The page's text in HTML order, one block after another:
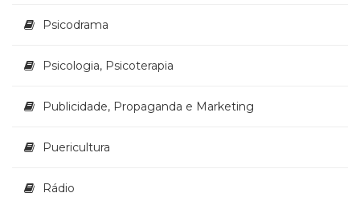
Psicodrama
Psicologia, Psicoterapia
Publicidade, Propaganda e Marketing
Puericultura
Rádio